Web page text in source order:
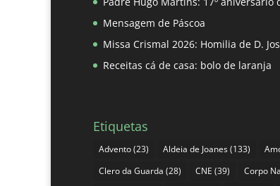
Mensagem de Páscoa
Missa Crismal 2026: Homilia de D.
Receitas cá de casa: bolo de laranja
Etiquetas
Advento(23) Aldeia de Joanes(133)
Clero da Guarda (28) CNE (39) Corpo